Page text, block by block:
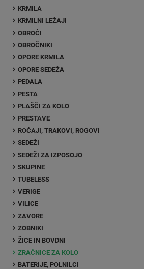
KRMILA
KRMILNI LEŽAJI
OBROČI
OBROČNIKI
OPORE KRMILA
OPORE SEDEŽA
PEDALA
PESTA
PLAŠČI ZA KOLO
PRESTAVE
ROČAJI, TRAKOVI, ROGOVI
SEDEŽI
SEDEŽI ZA IZPOSOJO
SKUPINE
TUBELESS
VERIGE
VILICE
ZAVORE
ZOBNIKI
ŽICE IN BOVDNI
ZRAČNICE ZA KOLO
BATERIJE, POLNILCI